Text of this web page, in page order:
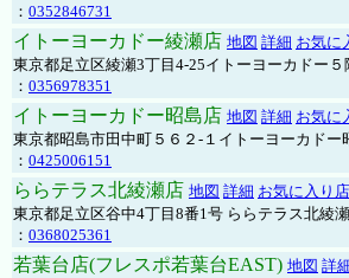
： 0352846731
イトーヨーカドー綾瀬店 地図 詳細 お気に
東京都足立区綾瀬3丁目4-25イトーヨーカドー５
： 0356978351
イトーヨーカドー昭島店 地図 詳細 お気に
東京都昭島市田中町５６２-１イトーヨーカドー
： 0425006151
ららテラス北綾瀬店 地図 詳細 お気に入り
東京都足立区谷中4丁目8番1号 ららテラス北綾
： 0368025361
若葉台店(フレスポ若葉台EAST) 地図 詳